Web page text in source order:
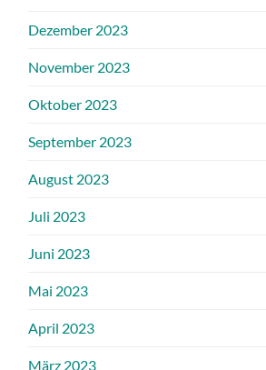
Dezember 2023
November 2023
Oktober 2023
September 2023
August 2023
Juli 2023
Juni 2023
Mai 2023
April 2023
März 2023